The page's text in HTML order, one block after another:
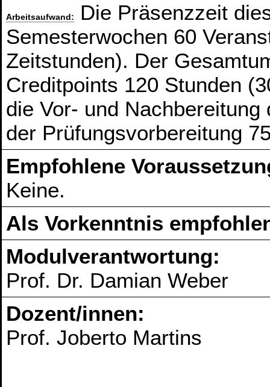
Arbeitsaufwand:
Die Präsenzzeit
Semesterwochen 60
Zeitstunden). Der
Creditpoints 120 Stunden
die Vor- und
der Prüfungsvorbereitung
Empfohlene
Keine.
Als Vorkenntnis
Modulverantwortung:
Prof. Dr. Damian Weber
Dozent/innen:
Prof. Joberto Martins